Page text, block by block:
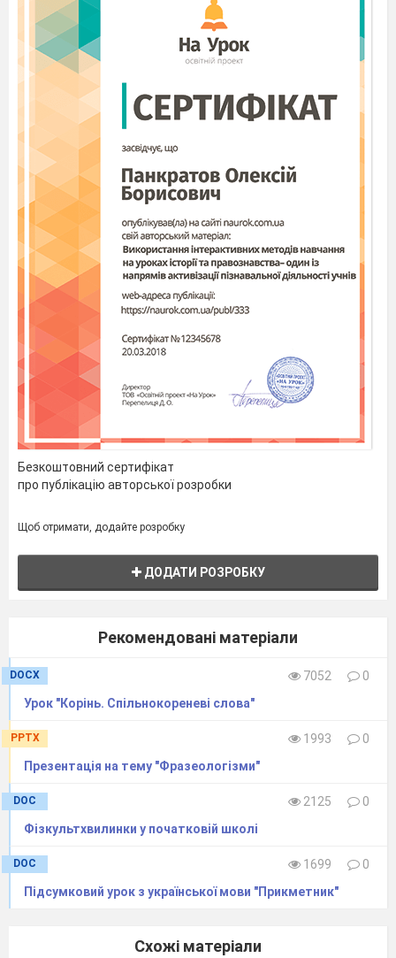
порожній - ______________
новий - _________________
холодний - ________________
3.З'єднай фразеологізми з виразами
хоч греблю гребти
замовкнути
мозолить очі
дуже
багато
пасти задніх
набридати
набрати в рот води
відставати
4.Склади речення використавши один
Безкоштовний сертифікат
про публікацію авторської розробки
Щоб отримати, додайте розробку
ДОДАТИ РОЗРОБКУ
Рекомендовані матеріали
DOCX 7052
0
Урок "Корінь. Спільнокореневі слова"
PPTX 1993
0
Презентація на тему "Фразеологізми"
DOC 2125
0
Фізкультхвилинки у початковій школі
DOC 1699
0
Підсумковий урок з української мови "Прикметник"
Схожі матеріали